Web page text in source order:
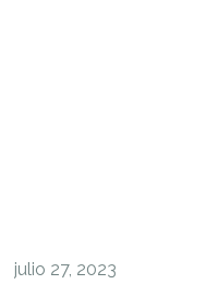
julio 27, 2023